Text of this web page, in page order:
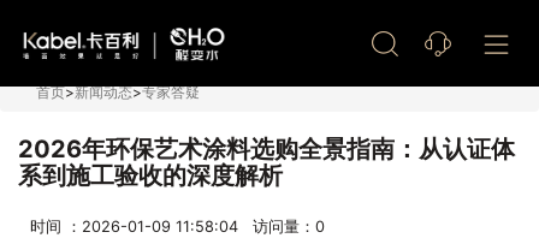
首页>新闻动态>专家答疑
2026年环保艺术涂料选购全景指南：从认证体
系到施工验收的深度解析
时间 ：2026-01-09 11:58:04 访问量： 0